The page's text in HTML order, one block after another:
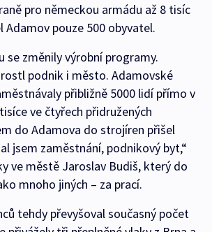
pro německou armádu až 8 tisíc
Adamov pouze 500 obyvatel.
se změnily výrobní programy.
podnik i město. Adamovské
přibližně 5000 lidí přímo v
ve čtyřech přidružených
do Adamova do strojíren přišel
jsem zaměstnání, podnikový byt,“
ve městě Jaroslav Budiš, který do
mnoho jiných – za prací.
tehdy převyšoval současný počet